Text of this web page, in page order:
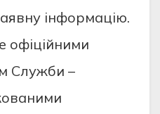
інформацію.
офіційними
Служби –